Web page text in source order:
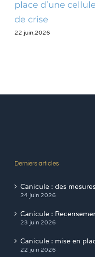
place d’une cellule
de crise
22 juin,2026
Derniers articles
Canicule : des
24 juin 2026
Canicule :
23 juin 2026
Canicule : mise en
22 juin 2026